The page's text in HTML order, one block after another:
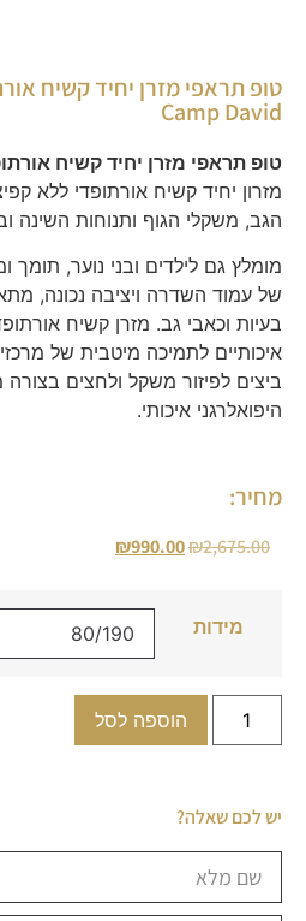
טופ תראפי מזרן יחיד קשיח
Camp David
טופ תראפי מזרן יחיד קשיח
מזרון יחיד קשיח אורתופדי ללא
הגב, משקלי הגוף ותנוחות השינה
מומלץ גם לילדים ובני נוער,
של עמוד השדרה ויציבה נכונה,
בעיות וכאבי גב. מזרן קשיח
איכותיים לתמיכה מיטבית של
ביצים לפיזור משקל ולחצים
היפואלרגני איכותי.
מחיר:
₪2,675.00
₪990.00
מידות
הוספה לסל
יש לכם שאלה?